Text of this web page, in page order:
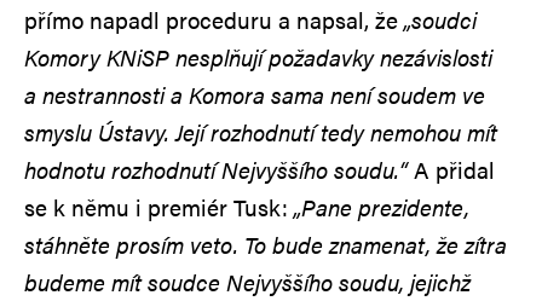
přímo napadl proceduru a napsal, že„soudci
Komory KNiSP nesplňují požadavky nezávislosti
a nestrannosti a Komora sama není soudem ve
smyslu Ústavy. Její rozhodnutí tedy nemohou mít
hodnotu rozhodnutí Nejvyššího soudu.“A přidal
se k němu i premiér Tusk:„Pane prezidente,
stáhněte prosím veto. To bude znamenat, že zítra
budeme mít soudce Nejvyššího soudu, jejichž